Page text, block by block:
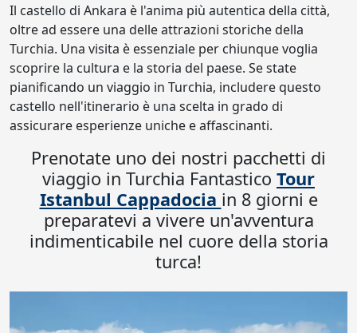
Il castello di Ankara è l'anima più autentica della città,
oltre ad essere una delle attrazioni storiche della
Turchia. Una visita è essenziale per chiunque voglia
scoprire la cultura e la storia del paese. Se state
pianificando un viaggio in Turchia, includere questo
castello nell'itinerario è una scelta in grado di
assicurare esperienze uniche e affascinanti.
Prenotate uno dei nostri pacchetti di
viaggio in Turchia Fantastico Tour
Istanbul Cappadocia in 8 giorni e
preparatevi a vivere un'avventura
indimenticabile nel cuore della storia
turca!